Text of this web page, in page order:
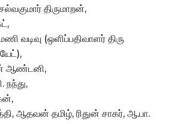
திருமாறன்,
வடிவு (ஒளிப்பதிவாளர் திரு
ஆண்டனி,
நந்து,
ஆதவன் தமிழ், ரிதுன் சாகர், ஆ.பா.